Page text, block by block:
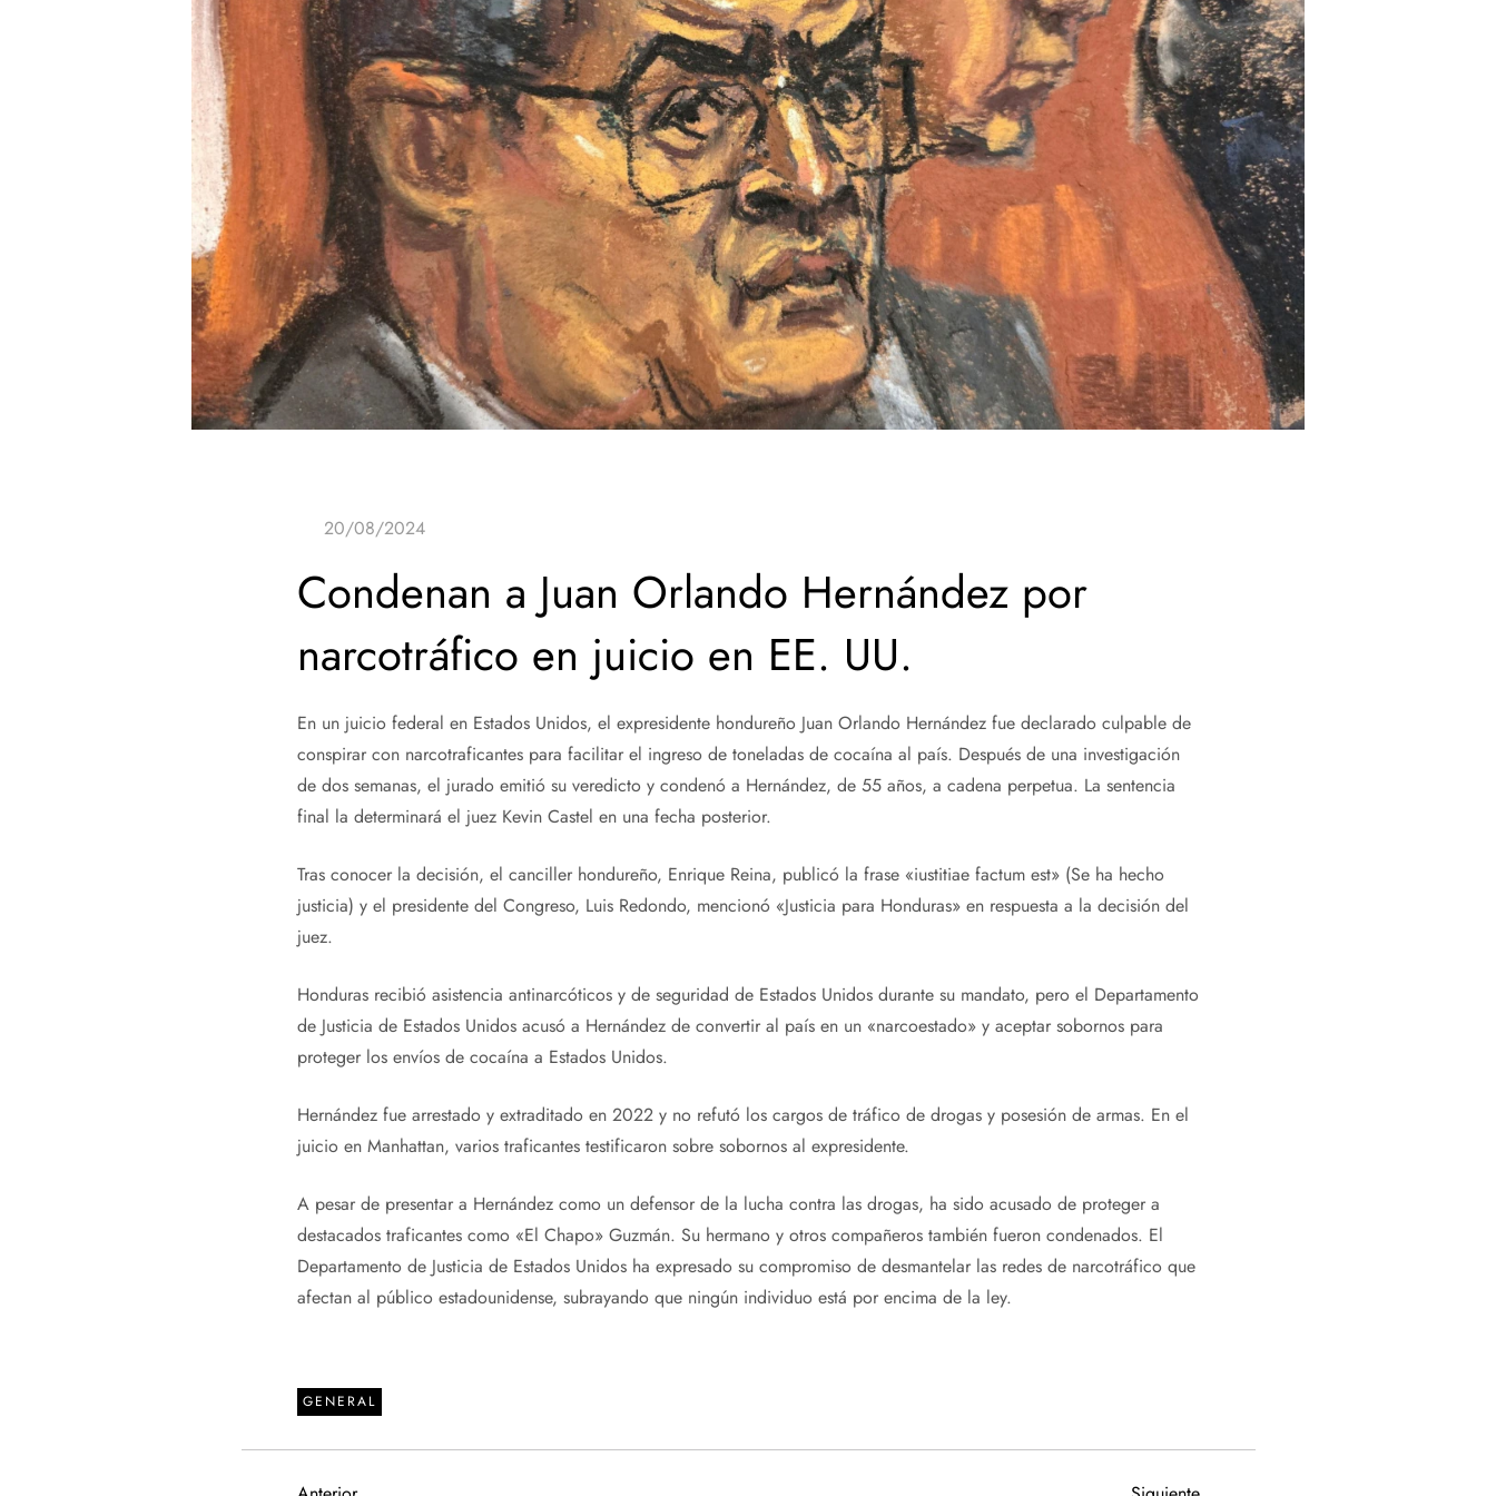
Condenan a Juan Orlando Hernández por
narcotráfico en juicio en EE. UU.
En un juicio federal en Estados Unidos, el expresidente hondureño Juan Orlando Hernández fue declarado culpable de
conspirar con narcotraficantes para facilitar el ingreso de toneladas de cocaína al país. Después de una investigación
de dos semanas, el jurado emitió su veredicto y condenó a Hernández, de 55 años, a cadena perpetua. La sentencia
final la determinará el juez Kevin Castel en una fecha posterior.
Tras conocer la decisión, el canciller hondureño, Enrique Reina, publicó la frase «iustitiae factum est» (Se ha hecho
justicia) y el presidente del Congreso, Luis Redondo, mencionó «Justicia para Honduras» en respuesta a la decisión del
juez.
Honduras recibió asistencia antinarcóticos y de seguridad de Estados Unidos durante su mandato, pero el Departamento
de Justicia de Estados Unidos acusó a Hernández de convertir al país en un «narcoestado» y aceptar sobornos para
proteger los envíos de cocaína a Estados Unidos.
Hernández fue arrestado y extraditado en 2022 y no refutó los cargos de tráfico de drogas y posesión de armas. En el
juicio en Manhattan, varios traficantes testificaron sobre sobornos al expresidente.
A pesar de presentar a Hernández como un defensor de la lucha contra las drogas, ha sido acusado de proteger a
destacados traficantes como «El Chapo» Guzmán. Su hermano y otros compañeros también fueron condenados. El
Departamento de Justicia de Estados Unidos ha expresado su compromiso de desmantelar las redes de narcotráfico que
afectan al público estadounidense, subrayando que ningún individuo está por encima de la ley.
GENERAL